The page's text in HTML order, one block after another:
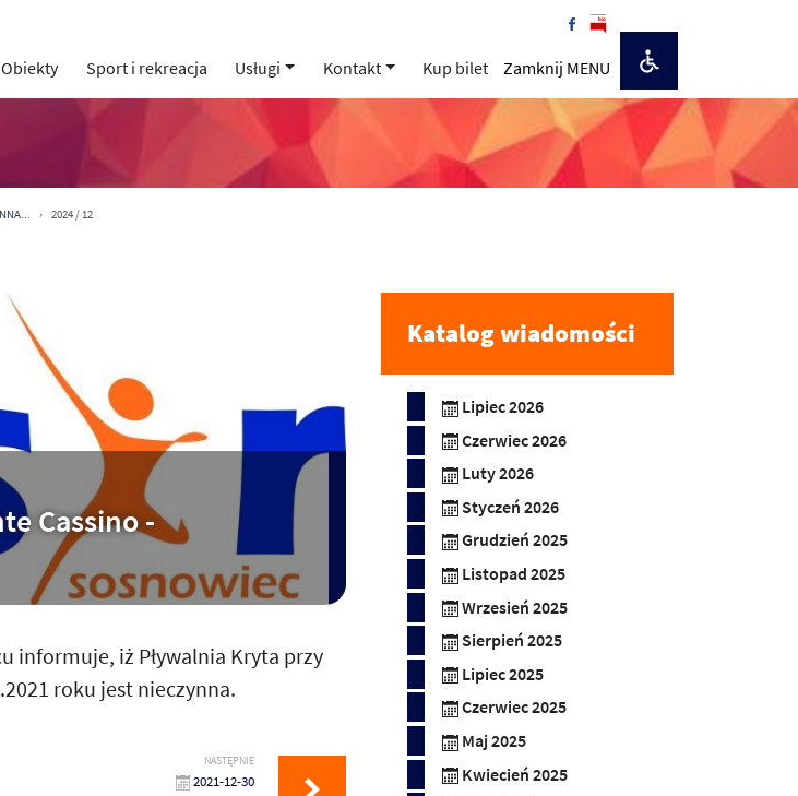
Obiekty Sport i rekreacja Usługi Kontakt Kup bilet Zamknij MENU
2024 / 12
Cassino -
informuje, iż Pływalnia Kryta przy
roku jest nieczynna.
NASTĘPNIE
2021-12-30
Katalog wiadomości
Lipiec 2026
Czerwiec 2026
Luty 2026
Styczeń 2026
Grudzień 2025
Listopad 2025
Wrzesień 2025
Sierpień 2025
Lipiec 2025
Czerwiec 2025
Maj 2025
Kwiecień 2025